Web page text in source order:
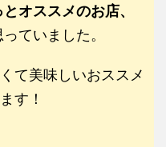
とオススメのお店、
っていました。
て美味しいおススメ
す！